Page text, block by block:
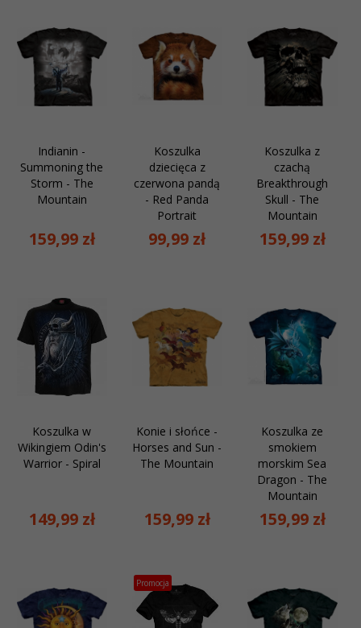
Indianin -
Summoning the
Storm - The
Mountain
159,99 zł
Koszulka
dziecięca z
czerwona pandą
- Red Panda
Portrait
99,99 zł
Koszulka z
czachą
Breakthrough
Skull - The
Mountain
159,99 zł
Koszulka w
Wikingiem Odin's
Warrior - Spiral
149,99 zł
Konie i słońce -
Horses and Sun -
The Mountain
159,99 zł
Koszulka ze
smokiem
morskim Sea
Dragon - The
Mountain
159,99 zł
Promocja